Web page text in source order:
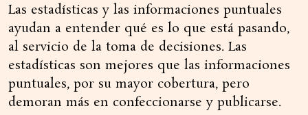
Las estadísticas y las informaciones puntuales
ayudan a entender qué es lo que está pasando,
al servicio de la toma de decisiones. Las
estadísticas son mejores que las informaciones
puntuales, por su mayor cobertura, pero
demoran más en confeccionarse y publicarse.